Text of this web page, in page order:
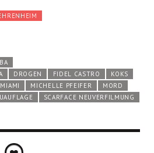
DROGEN FIDEL CASTRO
KOKS
MIAMI MICHELLE PFEIFER
MORD
SCARFACE NEUVERFILMUNG